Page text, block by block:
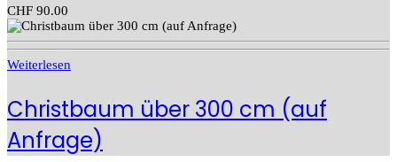
CHF 90.00
Weiterlesen
Christbaum über 300 cm (auf
Anfrage)